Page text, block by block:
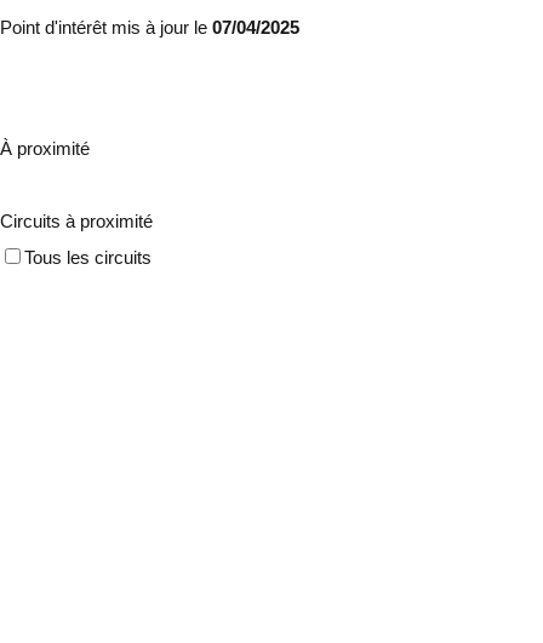
Point d'intérêt mis à jour le 07/04/2025
À proximité
Circuits à proximité
Tous les circuits